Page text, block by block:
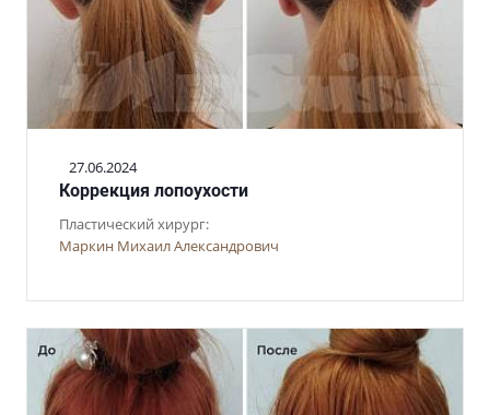
27.06.2024
Коррекция лопоухости
Пластический хирург:
Маркин Михаил Александрович